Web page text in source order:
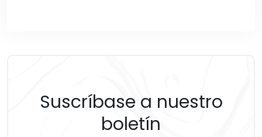
Suscríbase a nuestro
boletín